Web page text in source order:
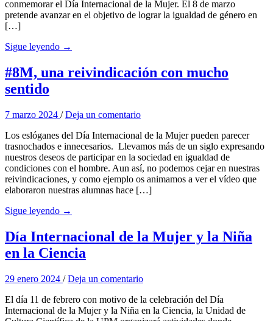
conmemorar el Día Internacional de la Mujer. El 8 de marzo
pretende avanzar en el objetivo de lograr la igualdad de género en
[…]
Sigue leyendo →
#8M, una reivindicación con mucho
sentido
7 marzo 2024 /Deja un comentario
Los eslóganes del Día Internacional de la Mujer pueden parecer
trasnochados e innecesarios. Llevamos más de un siglo expresando
nuestros deseos de participar en la sociedad en igualdad de
condiciones con el hombre. Aun así, no podemos cejar en nuestras
reivindicaciones, y como ejemplo os animamos a ver el vídeo que
elaboraron nuestras alumnas hace […]
Sigue leyendo →
Día Internacional de la Mujer y la Niña
en la Ciencia
29 enero 2024 /Deja un comentario
El día 11 de febrero con motivo de la celebración del Día
Internacional de la Mujer y la Niña en la Ciencia, la Unidad de